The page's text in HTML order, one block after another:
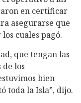
en certificar
asegurarse que
cuales pagó.
que tengan las
los
bien
toda la Isla”, dijo.